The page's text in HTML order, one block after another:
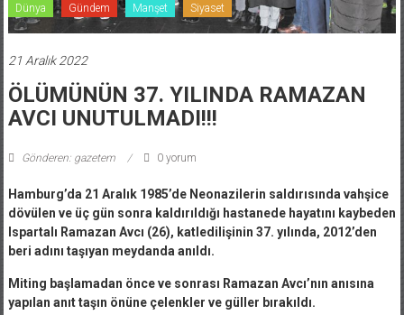
Dünya Gündem Manşet Siyaset
21 Aralık 2022
ÖLÜMÜNÜN 37. YILINDA RAMAZAN
AVCI UNUTULMADI!!!
Gönderen: gazetem 0 yorum
Hamburg’da 21 Aralık 1985’de Neonazilerin saldırısında vahşice
dövülen ve üç gün sonra kaldırıldığı hastanede hayatını kaybeden
Ispartalı Ramazan Avcı (26), katledilişinin 37. yılında, 2012’den
beri adını taşıyan meydanda anıldı.
Miting başlamadan önce ve sonrası Ramazan Avcı’nın anısına
yapılan anıt taşın önüne çelenkler ve güller bırakıldı.